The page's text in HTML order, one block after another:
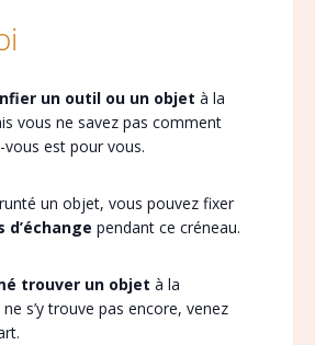
un outil ou un objet à la
vous ne savez pas comment
est pour vous.
un objet, vous pouvez fixer
d’échange pendant ce créneau.
trouver un objet à la
s’y trouve pas encore, venez